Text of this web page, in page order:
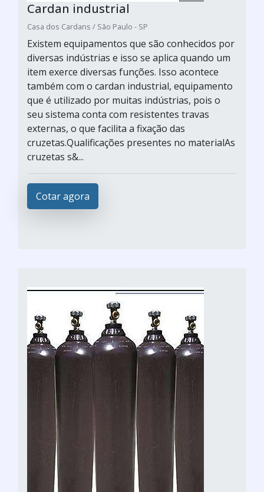
Cardan industrial
Casa dos Cardans / São Paulo - SP
Existem equipamentos que são conhecidos por
diversas indústrias e isso se aplica quando um
item exerce diversas funções. Isso acontece
também com o cardan industrial, equipamento
que é utilizado por muitas indústrias, pois o
seu sistema conta com resistentes travas
externas, o que facilita a fixação das
cruzetas.Qualificações presentes no materialAs
cruzetas s&...
Cotar agora